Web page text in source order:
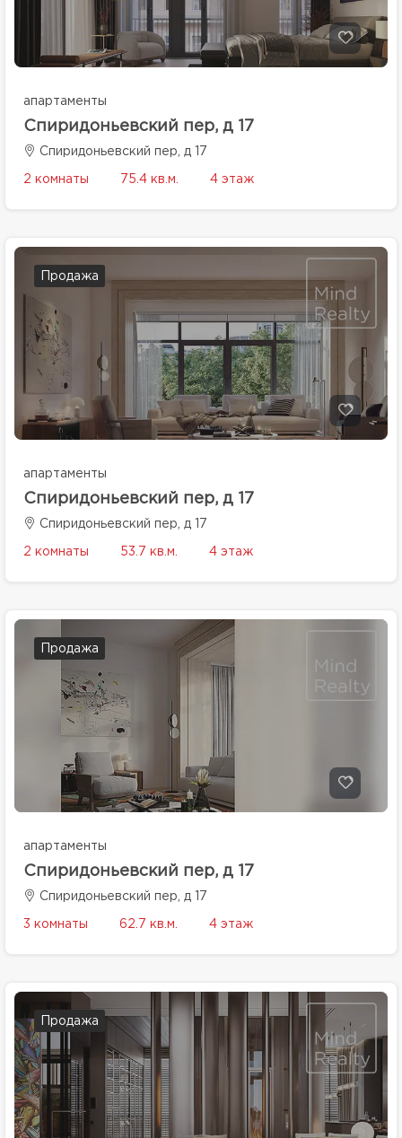
апартаменты
Спиридоньевский пер, д 17
Спиридоньевский пер, д 17
2 комнаты 75.4 кв.м. 4 этаж
Продажа
апартаменты
Спиридоньевский пер, д 17
Спиридоньевский пер, д 17
2 комнаты 53.7 кв.м. 4 этаж
Продажа
апартаменты
Спиридоньевский пер, д 17
Спиридоньевский пер, д 17
3 комнаты 62.7 кв.м. 4 этаж
Продажа